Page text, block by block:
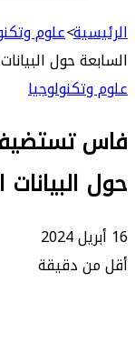
>علوم وتكنولوجيا>
حول البيانات